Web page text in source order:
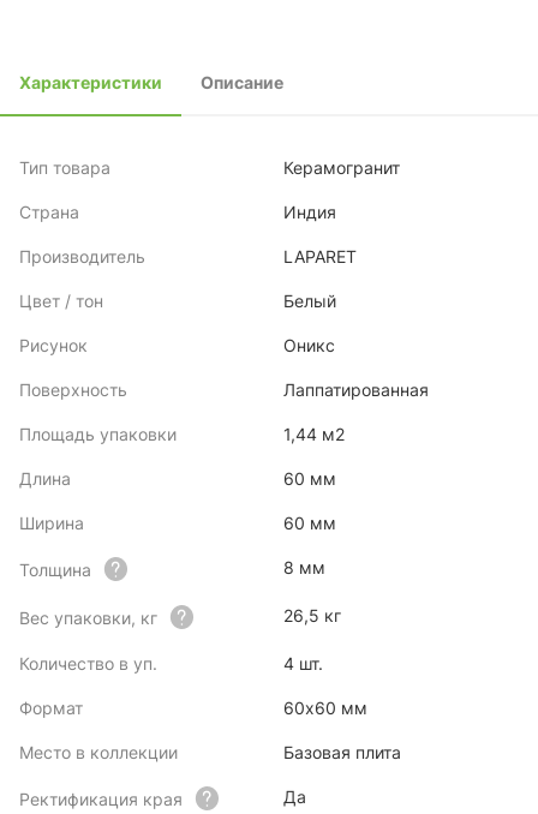
Характеристики Описание
Тип товара Керамогранит
Страна Индия
Производитель LAPARET
Цвет / тон Белый
Рисунок Оникс
Поверхность Лаппатированная
Площадь упаковки 1,44 м2
Длина 60 мм
Ширина 60 мм
Толщина 8 мм
Вес упаковки, кг 26,5 кг
Количество в уп. 4 шт.
Формат 60x60 мм
Место в коллекции Базовая плита
Ректификация края Да